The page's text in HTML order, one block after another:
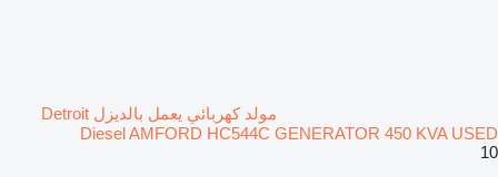
مولد كهربائي يعمل بالديزل Detroit
Diesel AMFORD HC544C GENERATOR 450 KVA USED
10